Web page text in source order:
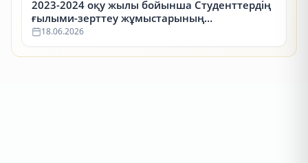
2023-2024 оқу жылы бойынша Студенттердің
ғылыми-зерттеу жұмыстарының
республикалық конкурсының (СҒЗЖ)
18.06.2026